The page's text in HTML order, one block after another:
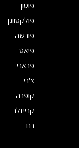
פוטון
פולקסווגן
פורשה
פיאט
פרארי
צ'רי
קופרה
קרייזלר
רנו